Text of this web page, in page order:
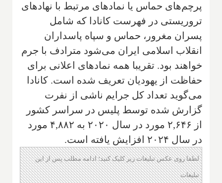
پرچم‌های حماس یا نمادهای مرتبط با نهادهای
تروریستی در فهرست کانادا که شامل
پسران مغرور، حماس و سپاه پاسداران
انقلاب اسلامی ایران می‌شود مترادف با جرم
خواهند بود. تقریبا همه نمادهای اعلانی برای
حفاظت از یهودیان تعریف شده است. کانادا
می‌گوید تعداد کل جرایم ناشی از نفرت
گزارش شده توسط پلیس در سراسر کشور
از ۲,۶۴۶ مورد در سال ۲۰۲۰ به ۴,۸۸۲ مورد
در سال ۲۰۲۴ افزایش یافته است.
لطفا روی عکس تبلیغات زیر کلیک کنید؛ ادامه مطلب پس از این
تبلیغات